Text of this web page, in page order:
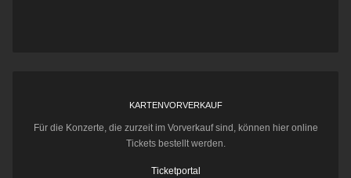
KARTENVORVERKAUF
Für die Konzerte, die zurzeit im Vorverkauf sind, können hier online
Tickets bestellt werden.
Ticketportal